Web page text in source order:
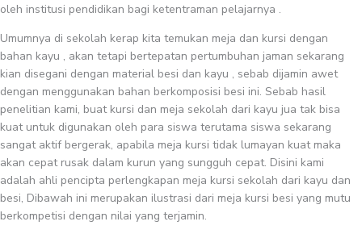
oleh institusi pendidikan bagi ketentraman pelajarnya .
Umumnya di sekolah kerap kita temukan meja dan kursi dengan
bahan kayu , akan tetapi bertepatan pertumbuhan jaman sekarang
kian disegani dengan material besi dan kayu , sebab dijamin awet
dengan menggunakan bahan berkomposisi besi ini. Sebab hasil
penelitian kami, buat kursi dan meja sekolah dari kayu jua tak bisa
kuat untuk digunakan oleh para siswa terutama siswa sekarang
sangat aktif bergerak, apabila meja kursi tidak lumayan kuat maka
akan cepat rusak dalam kurun yang sungguh cepat. Disini kami
adalah ahli pencipta perlengkapan meja kursi sekolah dari kayu dan
besi, Dibawah ini merupakan ilustrasi dari meja kursi besi yang mutu
berkompetisi dengan nilai yang terjamin.